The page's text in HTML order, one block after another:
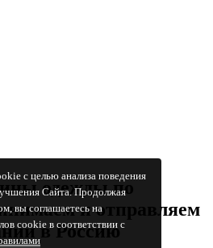
с целью анализа поведения
Сайта. Продолжая
вы соглашаетесь на
cookie в соответствии с
одежды по
и отправляем
в Россию